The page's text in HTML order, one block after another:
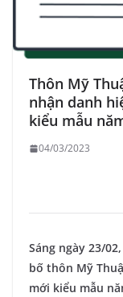
Thôn Mỹ
nhận danh
kiểu mẫu
04/03/2023
Sáng ngày 23/
bố thôn Mỹ
mới kiểu mẫu